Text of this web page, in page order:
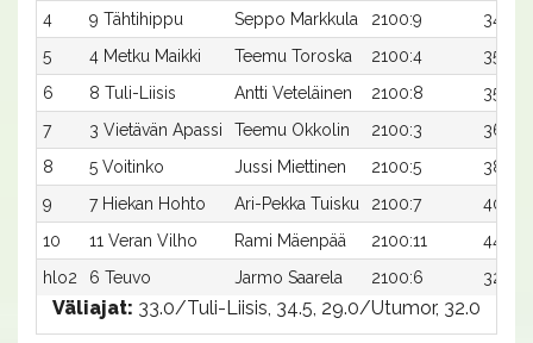
4
9 Tähtihippu Seppo Markkula 2100:9
34,0a
5
4 Metku Maikki Teemu Toroska 2100:4
35,2a
6
8 Tuli-Liisis Antti Veteläinen 2100:8
35,2a
7
3 Vietävän Apassi Teemu Okkolin 2100:3
36,7a
8
5 Voitinko Jussi Miettinen 2100:5
38,5ax
9
7 Hiekan Hohto Ari-Pekka Tuisku 2100:7
40,6ax
10
11 Veran Vilho Rami Mäenpää 2100:11
44,0a
hlo2
6 Teuvo Jarmo Saarela 2100:6 32,4ax
Väliajat: 33.0/Tuli-Liisis, 34.5, 29.0/Utumor, 32.0